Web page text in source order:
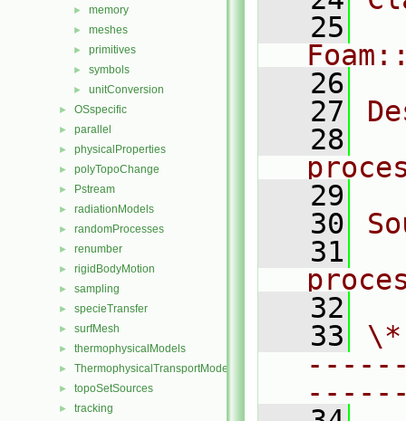
► memory
► meshes
► primitives
► symbols
► unitConversion
► OSspecific
► parallel
► physicalProperties
► polyTopoChange
► Pstream
► radiationModels
► randomProcesses
► renumber
► rigidBodyMotion
► sampling
► specieTransfer
► surfMesh
► thermophysicalModels
► ThermophysicalTransportModels
► topoSetSources
► tracking
   25
   26
   27
   28
   29
   30
   31
   32
   33